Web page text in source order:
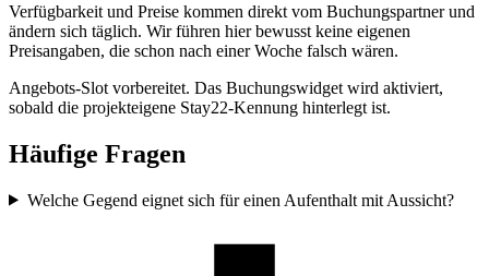
Verfügbarkeit und Preise kommen direkt vom Buchungspartner und
ändern sich täglich. Wir führen hier bewusst keine eigenen
Preisangaben, die schon nach einer Woche falsch wären.
Angebots-Slot vorbereitet. Das Buchungswidget wird aktiviert,
sobald die projekteigene Stay22-Kennung hinterlegt ist.
Häufige Fragen
Welche Gegend eignet sich für einen Aufenthalt mit Aussicht?